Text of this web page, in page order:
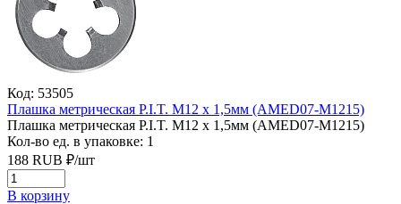
Код: 53505
Плашка метрическая P.I.T. M12 x 1,5мм (AMED07-M1215)
Плашка метрическая P.I.T. M12 x 1,5мм (AMED07-M1215)
Кол-во ед. в упаковке: 1
188 RUB ₽/шт
В корзину